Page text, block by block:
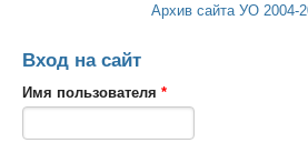
Архив сайта УО 2004-
Вход на сайт
Имя пользователя *